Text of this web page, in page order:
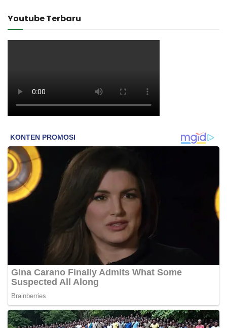
Youtube Terbaru